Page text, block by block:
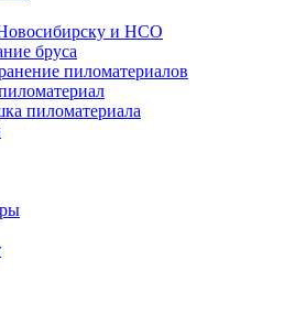
и НСО
бруса
пиломатериалов
пиломатериала